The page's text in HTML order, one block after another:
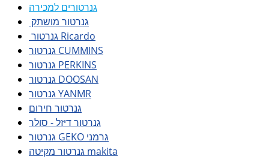
גנרטורים למכירה
גנרטור מושתק
גנרטור Ricardo
גנרטור CUMMINS
גנרטור PERKINS
גנרטור DOOSAN
גנרטור YANMR
גנרטור חירום
גנרטור דיזל - סולר
גנרטור GEKO גרמני
גנרטור מקיטה makita